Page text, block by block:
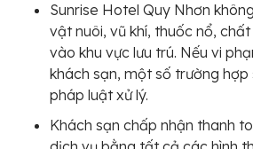
Sunrise Hotel Quy Nhơn
vật nuôi, vũ khí, thuốc nổ,
vào khu vực lưu trú. Nếu vi
khách sạn, một số trường hợp
pháp luật xử lý.
Khách sạn chấp nhận thanh